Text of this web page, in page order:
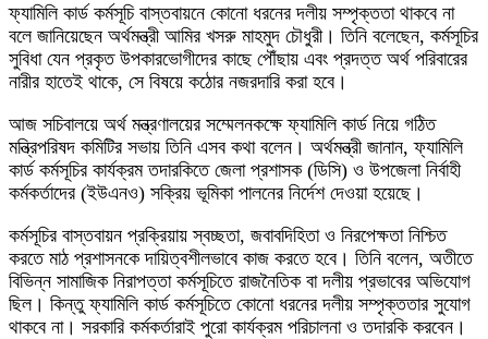
ফ্যামিলি কার্ড কর্মসূচি বাস্তবায়নে কোনো ধরনের দলীয় সম্পৃক্ততা থাকবে না
বলে জানিয়েছেন অর্থমন্ত্রী আমির খসরু মাহমুদ চৌধুরী। তিনি বলেছেন, কর্মসূচির
সুবিধা যেন প্রকৃত উপকারভোগীদের কাছে পৌঁছায় এবং প্রদত্ত অর্থ পরিবারের
নারীর হাতেই থাকে, সে বিষয়ে কঠোর নজরদারি করা হবে।
আজ সচিবালয়ে অর্থ মন্ত্রণালয়ের সম্মেলনকক্ষে ফ্যামিলি কার্ড নিয়ে গঠিত
মন্ত্রিপরিষদ কমিটির সভায় তিনি এসব কথা বলেন। অর্থমন্ত্রী জানান, ফ্যামিলি
কার্ড কর্মসূচির কার্যক্রম তদারকিতে জেলা প্রশাসক (ডিসি) ও উপজেলা নির্বাহী
কর্মকর্তাদের (ইউএনও) সক্রিয় ভূমিকা পালনের নির্দেশ দেওয়া হয়েছে।
কর্মসূচির বাস্তবায়ন প্রক্রিয়ায় স্বচ্ছতা, জবাবদিহিতা ও নিরপেক্ষতা নিশ্চিত
করতে মাঠ প্রশাসনকে দায়িত্বশীলভাবে কাজ করতে হবে। তিনি বলেন, অতীতে
বিভিন্ন সামাজিক নিরাপত্তা কর্মসূচিতে রাজনৈতিক বা দলীয় প্রভাবের অভিযোগ
ছিল। কিন্তু ফ্যামিলি কার্ড কর্মসূচিতে কোনো ধরনের দলীয় সম্পৃক্ততার সুযোগ
থাকবে না। সরকারি কর্মকর্তারাই পুরো কার্যক্রম পরিচালনা ও তদারকি করবেন।